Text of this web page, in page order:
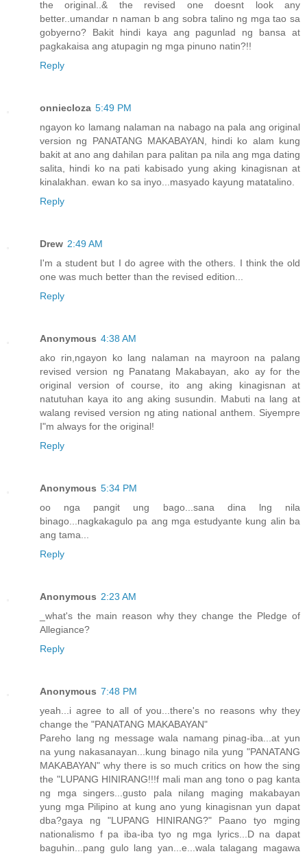
the original..& the revised one doesnt look any
better..umandar n naman b ang sobra talino ng mga tao sa
gobyerno? Bakit hindi kaya ang pagunlad ng bansa at
pagkakaisa ang atupagin ng mga pinuno natin?!!
Reply
onniecloza 5:49 PM
ngayon ko lamang nalaman na nabago na pala ang original
version ng PANATANG MAKABAYAN, hindi ko alam kung
bakit at ano ang dahilan para palitan pa nila ang mga dating
salita, hindi ko na pati kabisado yung aking kinagisnan at
kinalakhan. ewan ko sa inyo...masyado kayung matatalino.
Reply
Drew 2:49 AM
I'm a student but I do agree with the others. I think the old
one was much better than the revised edition...
Reply
Anonymous 4:38 AM
ako rin,ngayon ko lang nalaman na mayroon na palang
revised version ng Panatang Makabayan, ako ay for the
original version of course, ito ang aking kinagisnan at
natutuhan kaya ito ang aking susundin. Mabuti na lang at
walang revised version ng ating national anthem. Siyempre
I"m always for the original!
Reply
Anonymous 5:34 PM
oo nga pangit ung bago...sana dina lng nila
binago...nagkakagulo pa ang mga estudyante kung alin ba
ang tama...
Reply
Anonymous 2:23 AM
_what's the main reason why they change the Pledge of
Allegiance?
Reply
Anonymous 7:48 PM
yeah...i agree to all of you...there's no reasons why they
change the "PANATANG MAKABAYAN"
Pareho lang ng message wala namang pinag-iba...at yun
na yung nakasanayan...kung binago nila yung "PANATANG
MAKABAYAN" why there is so much critics on how the sing
the "LUPANG HINIRANG!!!f mali man ang tono o pag kanta
ng mga singers...gusto pala nilang maging makabayan
yung mga Pilipino at kung ano yung kinagisnan yun dapat
dba?gaya ng "LUPANG HINIRANG?" Paano tyo mging
nationalismo f pa iba-iba tyo ng mga lyrics...D na dapat
baguhin...pang gulo lang yan...e...wala talagang magawa